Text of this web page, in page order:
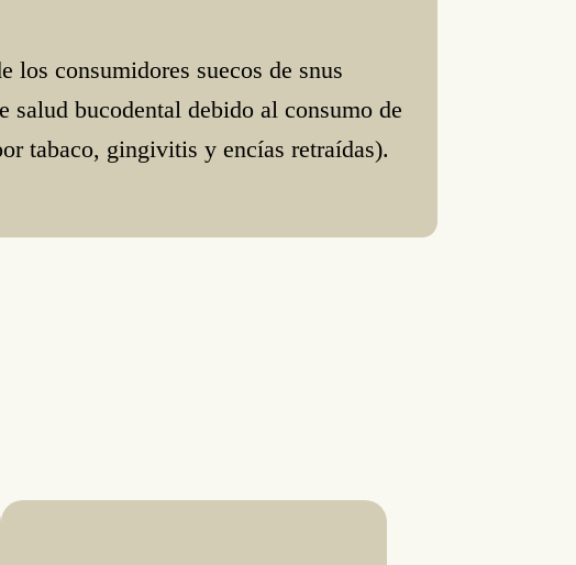
los consumidores suecos de snus
salud bucodental debido al consumo de
tabaco, gingivitis y encías retraídas).